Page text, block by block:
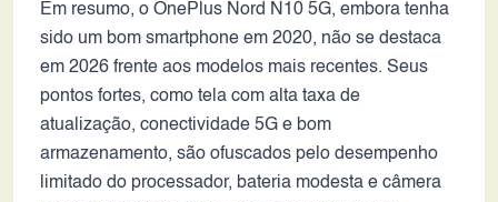
Em resumo, o OnePlus Nord N10 5G, embora tenha
sido um bom smartphone em 2020, não se destaca
em 2026 frente aos modelos mais recentes. Seus
pontos fortes, como tela com alta taxa de
atualização, conectividade 5G e bom
armazenamento, são ofuscados pelo desempenho
limitado do processador, bateria modesta e câmera